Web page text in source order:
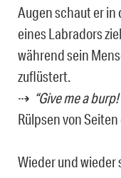
Augen schaut er in
eines Labradors
während sein
zuflüstert.
⇢ “Give me a
Rülpsen von Seiten
Wieder und wieder